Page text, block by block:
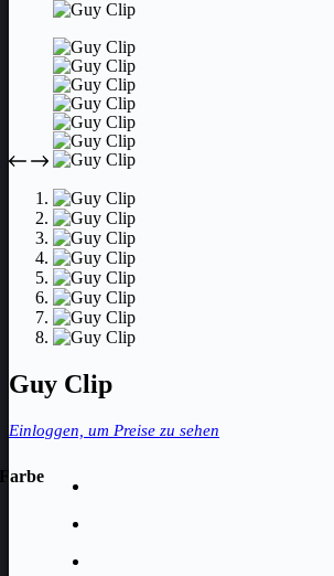
Guy Clip
Einloggen, um Preise zu sehen
Farbe